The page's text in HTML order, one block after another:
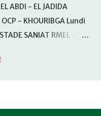
ABDI - EL JADIDA
- KHOURIBGA Lundi
SANIAT RMEL -
WAF - OCS au